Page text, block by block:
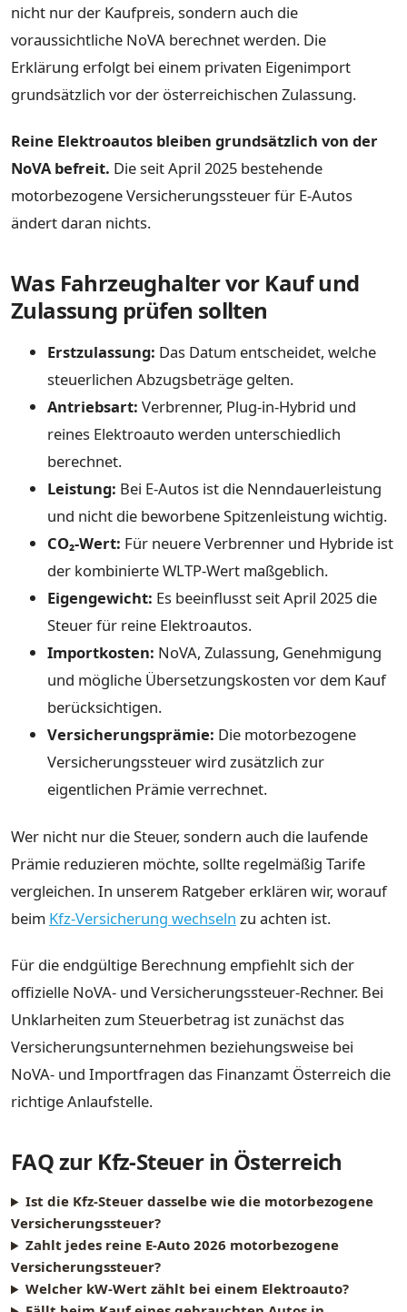
nicht nur der Kaufpreis, sondern auch die
voraussichtliche NoVA berechnet werden. Die
Erklärung erfolgt bei einem privaten Eigenimport
grundsätzlich vor der österreichischen Zulassung.
Reine Elektroautos bleiben grundsätzlich von der
NoVA befreit. Die seit April 2025 bestehende
motorbezogene Versicherungssteuer für E-Autos
ändert daran nichts.
Was Fahrzeughalter vor Kauf und
Zulassung prüfen sollten
Erstzulassung: Das Datum entscheidet, welche
steuerlichen Abzugsbeträge gelten.
Antriebsart: Verbrenner, Plug-in-Hybrid und
reines Elektroauto werden unterschiedlich
berechnet.
Leistung: Bei E-Autos ist die Nenndauerleistung
und nicht die beworbene Spitzenleistung wichtig.
CO₂-Wert: Für neuere Verbrenner und Hybride ist
der kombinierte WLTP-Wert maßgeblich.
Eigengewicht: Es beeinflusst seit April 2025 die
Steuer für reine Elektroautos.
Importkosten: NoVA, Zulassung, Genehmigung
und mögliche Übersetzungskosten vor dem Kauf
berücksichtigen.
Versicherungsprämie: Die motorbezogene
Versicherungssteuer wird zusätzlich zur
eigentlichen Prämie verrechnet.
Wer nicht nur die Steuer, sondern auch die laufende
Prämie reduzieren möchte, sollte regelmäßig Tarife
vergleichen. In unserem Ratgeber erklären wir, worauf
beim Kfz-Versicherung wechseln zu achten ist.
Für die endgültige Berechnung empfiehlt sich der
offizielle NoVA- und Versicherungssteuer-Rechner. Bei
Unklarheiten zum Steuerbetrag ist zunächst das
Versicherungsunternehmen beziehungsweise bei
NoVA- und Importfragen das Finanzamt Österreich die
richtige Anlaufstelle.
FAQ zur Kfz-Steuer in Österreich
Ist die Kfz-Steuer dasselbe wie die motorbezogene
Versicherungssteuer?
Zahlt jedes reine E-Auto 2026 motorbezogene
Versicherungssteuer?
Welcher kW-Wert zählt bei einem Elektroauto?